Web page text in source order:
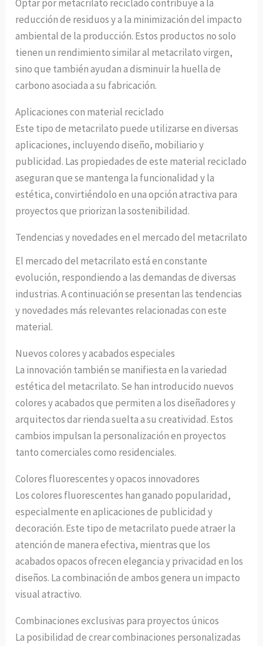
Optar por metacrilato reciclado contribuye a la
reducción de residuos y a la minimización del impacto
ambiental de la producción. Estos productos no solo
tienen un rendimiento similar al metacrilato virgen,
sino que también ayudan a disminuir la huella de
carbono asociada a su fabricación.
Aplicaciones con material reciclado
Este tipo de metacrilato puede utilizarse en diversas
aplicaciones, incluyendo diseño, mobiliario y
publicidad. Las propiedades de este material reciclado
aseguran que se mantenga la funcionalidad y la
estética, convirtiéndolo en una opción atractiva para
proyectos que priorizan la sostenibilidad.
Tendencias y novedades en el mercado del metacrilato
El mercado del metacrilato está en constante
evolución, respondiendo a las demandas de diversas
industrias. A continuación se presentan las tendencias
y novedades más relevantes relacionadas con este
material.
Nuevos colores y acabados especiales
La innovación también se manifiesta en la variedad
estética del metacrilato. Se han introducido nuevos
colores y acabados que permiten a los diseñadores y
arquitectos dar rienda suelta a su creatividad. Estos
cambios impulsan la personalización en proyectos
tanto comerciales como residenciales.
Colores fluorescentes y opacos innovadores
Los colores fluorescentes han ganado popularidad,
especialmente en aplicaciones de publicidad y
decoración. Este tipo de metacrilato puede atraer la
atención de manera efectiva, mientras que los
acabados opacos ofrecen elegancia y privacidad en los
diseños. La combinación de ambos genera un impacto
visual atractivo.
Combinaciones exclusivas para proyectos únicos
La posibilidad de crear combinaciones personalizadas